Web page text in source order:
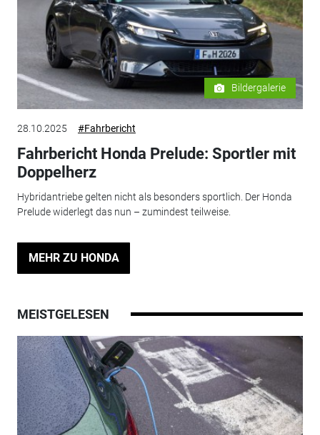
Bildergalerie
28.10.2025 #Fahrbericht
Fahrbericht Honda Prelude: Sportler mit
Doppelherz
Hybridantriebe gelten nicht als besonders sportlich. Der Honda
Prelude widerlegt das nun – zumindest teilweise.
MEHR ZU HONDA
MEISTGELESEN